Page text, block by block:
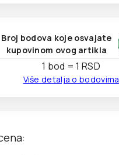
Broj bodova koje osvajate
kupovinom ovog artikla
1 bod = 1 RSD
Više detalja o bodovima